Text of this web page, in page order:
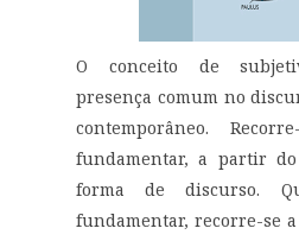
O conceito de
presença comum no
contemporâneo.
fundamentar, a partir
forma de discurso.
fundamentar, recorre-se